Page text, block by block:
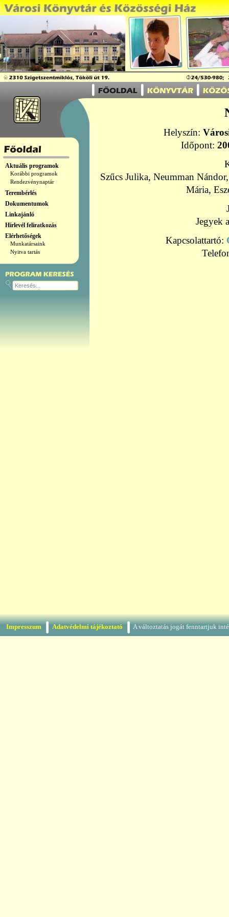
Aktuális programok
Korábbi programok
Rendezvénynaptár
Terembérlés
Dokumentumok
Linkajánló
Hírlevél feliratkozás
Elérhetőségek
Munkatársaink
Nyitva tartás
Helyszín:
Időpont:
Szűcs Julika, Neumman
Mária,
Jegyek
Kapcsolattartó:
Impresszum Adatvédelmi tájékoztató A változtatás jogát fenntartjuk